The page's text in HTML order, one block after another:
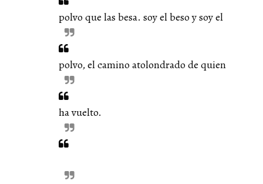
polvo que las besa. soy el beso y soy el
polvo, el camino atolondrado de quien
ha vuelto.